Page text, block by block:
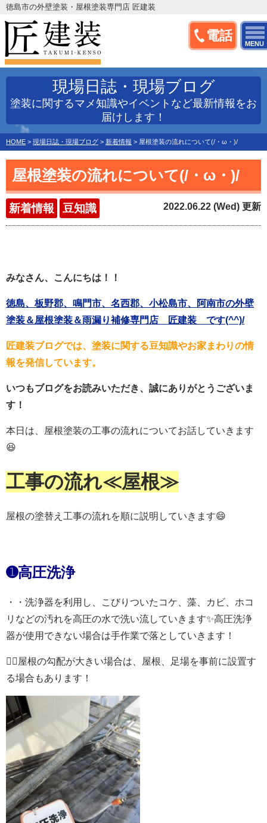
電話
MENU
徳島市の外壁塗装・屋根塗装専門店 匠建装
現場日誌・現場ブログ
塗装に関するマメ知識やイベントなど最新情報をお
届けします！
HOME > 現場日誌・現場ブログ > 新着情報 > 屋根塗装の流れについて(/・ω・)/
屋根塗装の流れについて(/・ω・)/
新着情報 豆知識 2022.06.22 (Wed) 更新
みなさん、こんにちは！！
徳島、板野郡、鳴門市、名西郡、小松島市、阿南市の外壁
塗装＆屋根塗装＆雨漏り補修専門店 匠建装 です(^^)/
匠建装ブログでは、塗装に関する豆知識やお家まわりの情
報を発信しています。
いつもブログをお読みいただき、誠にありがとうございま
す！
本日は、屋根塗装の工事の流れについてお話していきます
😆
工事の流れ≪屋根≫
屋根の塗替え工事の流れを順に説明していきます😄
➊高圧洗浄
・・洗浄器を利用し、こびりついたコケ、藻、カビ、ホコ
リなどの汚れを高圧の水で洗い流していきます✨高圧洗浄
器が使用できない場合は手作業で落としていきます！
👷‍♂️屋根の勾配が大きい場合は、屋根、足場を事前に設置す
る場合もあります！